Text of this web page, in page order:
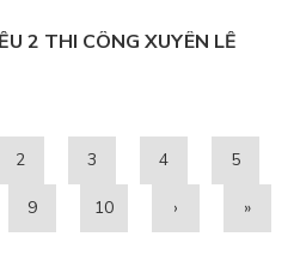
2 THI CÔNG XUYÊN LỄ
2 3 4 5
9 10 › »